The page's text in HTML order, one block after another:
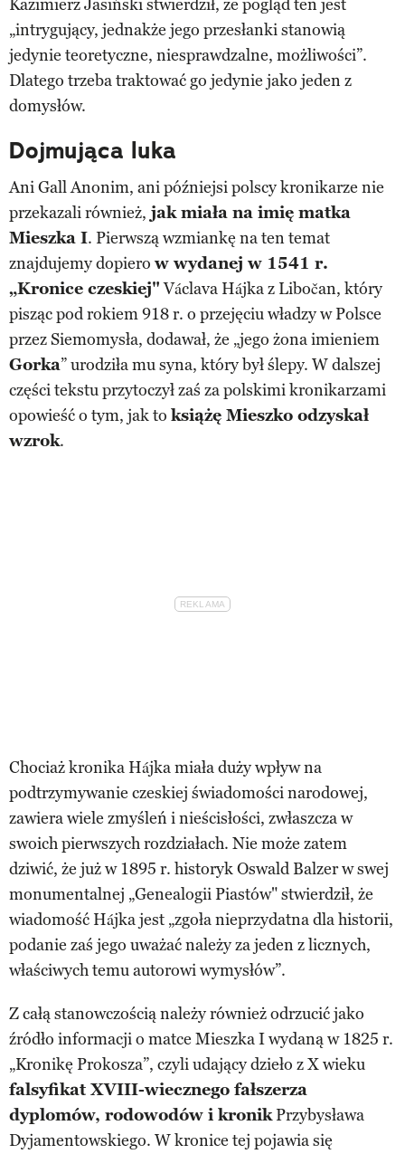
Kazimierz Jasiński stwierdził, że pogląd ten jest
„intrygujący, jednakże jego przesłanki stanowią
jedynie teoretyczne, niesprawdzalne, możliwości”.
Dlatego trzeba traktować go jedynie jako jeden z
domysłów.
Dojmująca luka
Ani Gall Anonim, ani późniejsi polscy kronikarze nie
przekazali również, jak miała na imię matka
Mieszka I. Pierwszą wzmiankę na ten temat
znajdujemy dopiero w wydanej w 1541 r.
„Kronice czeskiej"Václava Hájka z Libočan, który
pisząc pod rokiem 918 r. o przejęciu władzy w Polsce
przez Siemomysła, dodawał, że „jego żona imieniem
Gorka” urodziła mu syna, który był ślepy. W dalszej
części tekstu przytoczył zaś za polskimi kronikarzami
opowieść o tym, jak to książę Mieszko odzyskał
wzrok.
Chociaż kronika Hájka miała duży wpływ na
podtrzymywanie czeskiej świadomości narodowej,
zawiera wiele zmyśleń i nieścisłości, zwłaszcza w
swoich pierwszych rozdziałach. Nie może zatem
dziwić, że już w 1895 r. historyk Oswald Balzer w swej
monumentalnej „Genealogii Piastów" stwierdził, że
wiadomość Hájka jest „zgoła nieprzydatna dla historii,
podanie zaś jego uważać należy za jeden z licznych,
właściwych temu autorowi wymysłów”.
Z całą stanowczością należy również odrzucić jako
źródło informacji o matce Mieszka I wydaną w 1825 r.
„Kronikę Prokosza”, czyli udający dzieło z X wieku
falsyfikat XVIII-wiecznego fałszerza
dyplomów, rodowodów i kronikPrzybysława
Dyjamentowskiego. W kronice tej pojawia się